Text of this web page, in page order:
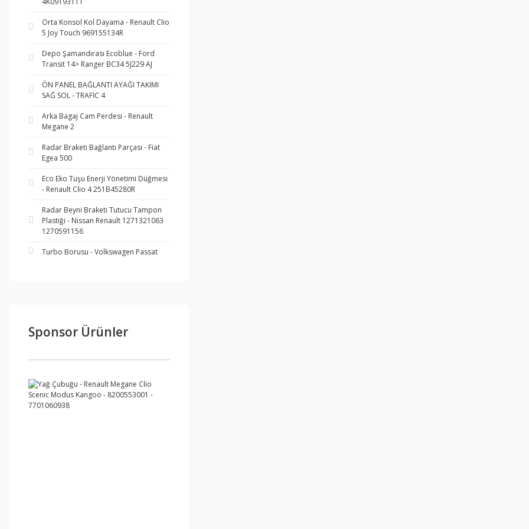
Orta Konsol Kol Dayama - Renault Clio
5 Joy Touch 969155134R
Depo Şamandırası Ecoblue - Ford
Transit 14> Ranger BC34 5J229 AJ
ÖN PANEL BAĞLANTI AYAĞI TAKIMI
SAĞ SOL - TRAFİC 4
Arka Bagaj Cam Perdesi - Renault
Megane 2
Radar Braketi Bağlantı Parçası - Fiat
Egea 500
Eco Eko Tuşu Enerji Yönetimi Düğmesi
- Renault Clio 4 251B45280R
Radar Beyni Braketi Tutucu Tampon
Plastiği - Nissan Renault 1271321063
1270591156
Turbo Borusu - Volkswagen Passat
Sponsor Ürünler